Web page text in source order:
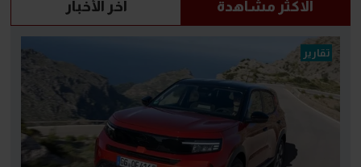
الاكثر مشاهدة آخر الأخبار
تقارير